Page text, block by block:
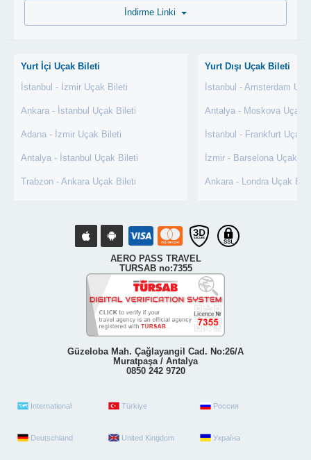
Yurt İçi Uçak Bileti
İstanbul - İzmir Uçak Bileti
Ankara - İstanbul Uçak Bileti
Adana - İzmir Uçak Bileti
Antalya - İstanbul Uçak Bileti
Trabzon - Ankara Uçak Bileti
Yurt Dışı Uçak Bileti
İstanbul - Amsterdam
Antalya - Moskova Uçak
İstanbul - Frankfurt Uçak
İzmir - Barselona Uçak
Ankara - Londra Uçak
AERO PASS TRAVEL
TURSAB no:7355
Güzeloba Mah. Çağlayangil Cad. No:26/A
Muratpaşa / Antalya
0850 242 9720
International Türkiye Россия
Deutschland United Kingdom Україна